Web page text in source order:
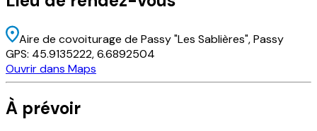
Aire de covoiturage de Passy "Les Sablières", Passy
GPS: 45.9135222,6.6892504
Ouvrir dans Maps
À prévoir